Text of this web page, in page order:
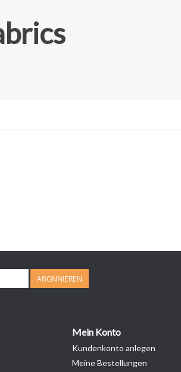
ABONNIEREN
Mein Konto
Kundenkonto anlegen
Meine Bestellungen